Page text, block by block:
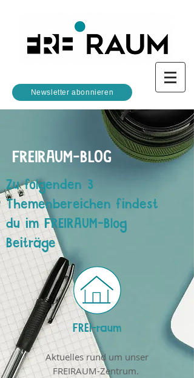
Newsletter abonnieren
FREIRAUM-BLOG
Zu folgenden 3
Themenbereichen findest
du im FREIRAUM-Blog
Beiträge
FREI-raum
Aktuelles rund um unser
FREIRAUM-Zentrum.